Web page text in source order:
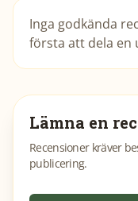
Inga godkända
första att dela en
Lämna en
Recensioner kräver
publicering.